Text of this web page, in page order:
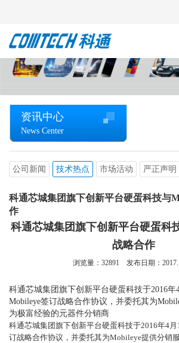
资讯中心
News Center
公司新闻 技术热点 市场活动 严正声明
科通芯城集团旗下创新平台硬蛋科技与
作
科通芯城集团旗下创新平台硬蛋科
战略合作
浏览量： 32891 发布日期：
科通芯城集团旗下创新平台硬蛋科技于2016年
Mobileye签订战略合作协议，并委托其为
为极富经验的元器件分销商
科通芯城集团旗下创新平台硬蛋科技于2016年4
订战略合作协议，并委托其为Mobileye提供分销